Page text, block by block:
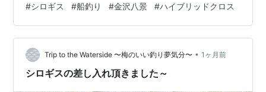
なんかの武器みたい。クロスはcrossかclothかどっちだろ
と思ったら、crossなのね。 詳しくはマルキユーのサイト
へ。 隣の弁天屋には近田編集部員の姿。こちらはマゴチ
取材だそうです。マゴチも好調なので8月1日号を楽しみ
にしましょう。 さて、釣りの方ですが、好調そのもの。
#シロギス #船釣り #金沢八景 #ハイブリッドクロス
Trip to the Waterside 〜梅のいい釣り夢気分〜 • 1ヶ月前
シロギスの差し入れ頂きました～